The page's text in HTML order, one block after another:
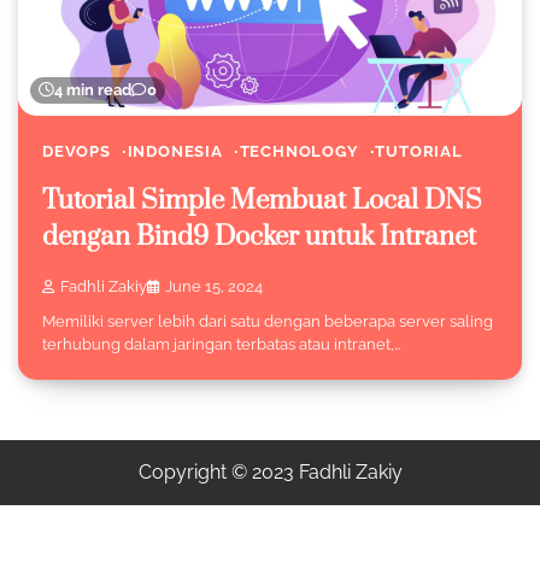
4 min read 0
DEVOPS INDONESIA TECHNOLOGY TUTORIAL
Tutorial Simple Membuat Local DNS
dengan Bind9 Docker untuk Intranet
Fadhli Zakiy
June 15, 2024
Memiliki server lebih dari satu dengan beberapa server saling
terhubung dalam jaringan terbatas atau intranet,…